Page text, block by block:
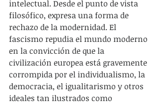
intelectual. Desde el punto de vista
filosófico, expresa una forma de
rechazo de la modernidad. El
fascismo repudia el mundo moderno
en la convicción de que la
civilización europea está gravemente
corrompida por el individualismo, la
democracia, el igualitarismo y otros
ideales tan ilustrados como